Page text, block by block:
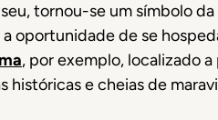
tornou-se um símbolo
oportunidade de se
, por exemplo, localizado
e cheias de